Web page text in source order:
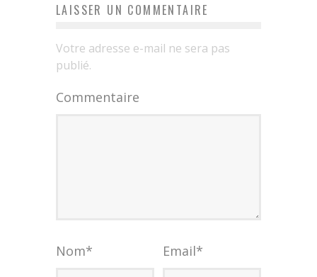
LAISSER UN COMMENTAIRE
Votre adresse e-mail ne sera pas
publié.
Commentaire
Nom* Email*